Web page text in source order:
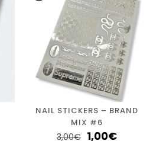
NAIL STICKERS – BRAND
MIX #6
3,00€ 1,00€